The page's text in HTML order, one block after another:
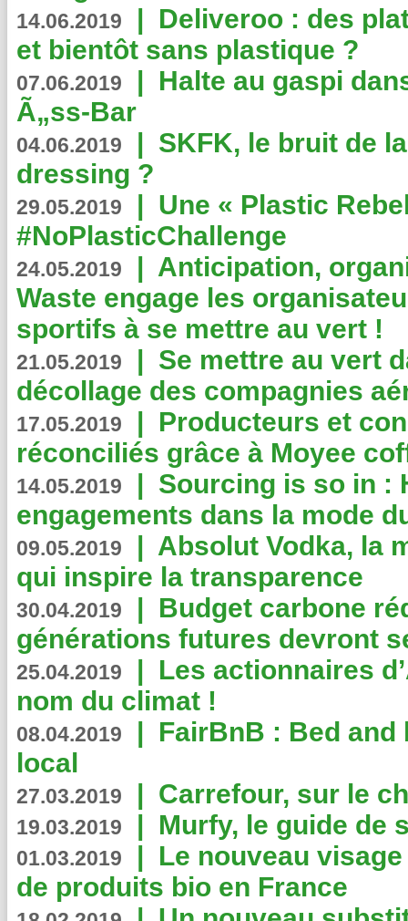
14.06.2019 | Deliveroo : des
et bientôt sans plastique ?
07.06.2019 | Halte au gaspi
Ã„ss-Bar
04.06.2019 | SKFK, le bruit de
dressing ?
29.05.2019 | Une « Plastic
#NoPlasticChallenge
24.05.2019 | Anticipation,
Waste engage les
sportifs à se mettre au vert !
21.05.2019 | Se mettre au vert
décollage des compagnies
17.05.2019 | Producteurs et
réconciliés grâce à Moyee
14.05.2019 | Sourcing is so in :
engagements dans la mode
09.05.2019 | Absolut Vodka, la
qui inspire la transparence
30.04.2019 | Budget carbone
générations futures devront
25.04.2019 | Les actionnaires
nom du climat !
08.04.2019 | FairBnB : Bed
local
27.03.2019 | Carrefour, sur le
19.03.2019 | Murfy, le guide de
01.03.2019 | Le nouveau
de produits bio en France